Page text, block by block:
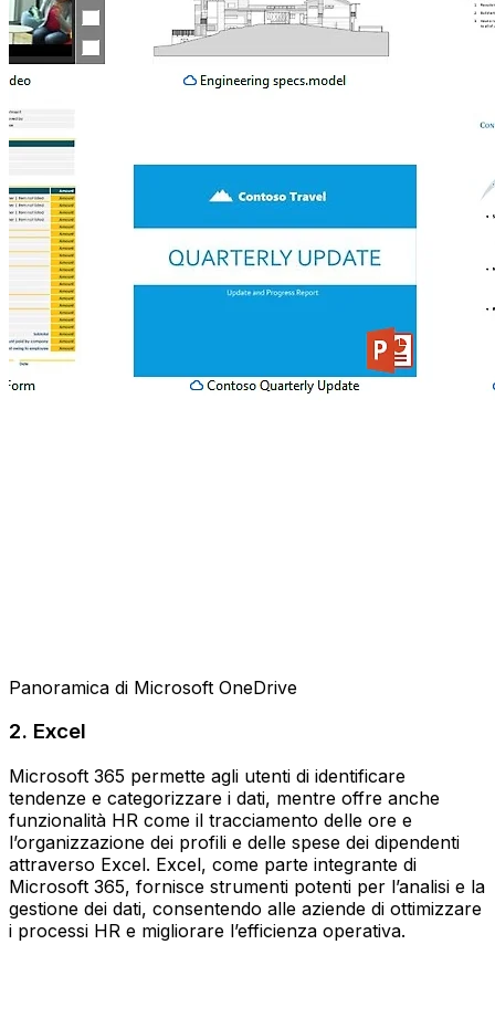
Panoramica di Microsoft OneDrive
2. Excel
Microsoft 365 permette agli utenti di identificare
tendenze e categorizzare i dati, mentre offre anche
funzionalità HR come il tracciamento delle ore e
l’organizzazione dei profili e delle spese dei dipendenti
attraverso Excel. Excel, come parte integrante di
Microsoft 365, fornisce strumenti potenti per l’analisi e la
gestione dei dati, consentendo alle aziende di ottimizzare
i processi HR e migliorare l’efficienza operativa.